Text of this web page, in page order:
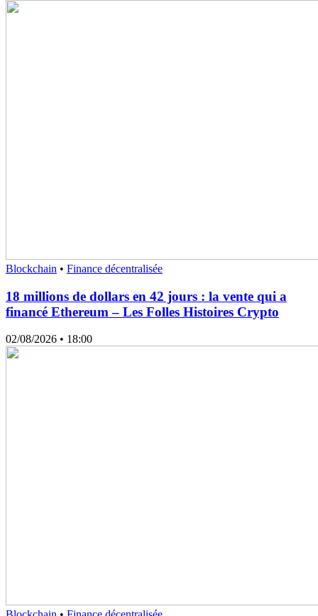
Blockchain • Finance décentralisée
18 millions de dollars en 42 jours : la vente qui a
financé Ethereum – Les Folles Histoires Crypto
02/08/2026 • 18:00